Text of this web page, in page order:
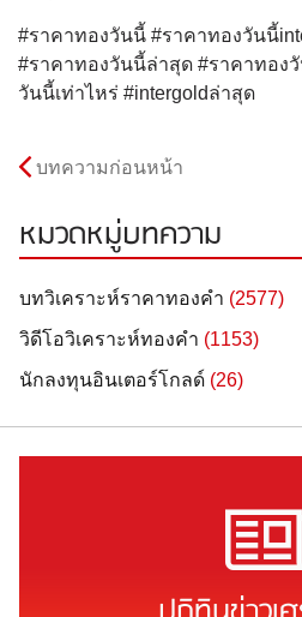
#ราคาทองวันนี้ #ราคาทองวันนี้
#ราคาทองวันนี้ล่าสุด #ราคาทอง
วันนี้เท่าไหร่ #intergoldล่าสุด
บทความก่อนหน้า
หมวดหมู่บทความ
บทวิเคราะห์ราคาทองคำ (2577)
วิดีโอวิเคราะห์ทองคำ (1153)
นักลงทุนอินเตอร์โกลด์ (26)